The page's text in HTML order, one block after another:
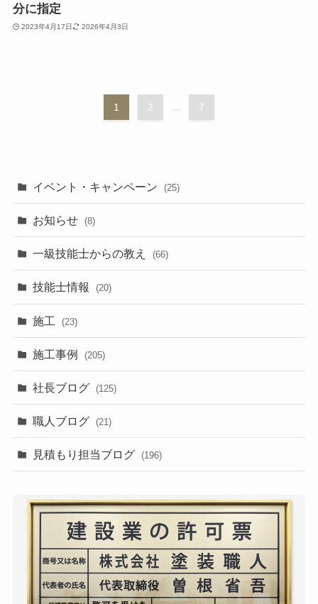
分に指定
2023年4月17日 2026年4月3日
1 2 ... 7
イベント・キャンペーン (25)
お知らせ (8)
一級技能士からの教え (66)
技能士情報 (20)
施工 (23)
施工事例 (205)
社長ブログ (125)
職人ブログ (21)
見積もり担当ブログ (196)